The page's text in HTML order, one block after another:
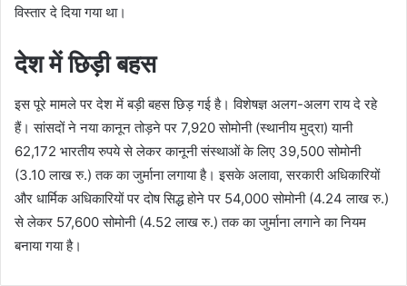
विस्तार दे दिया गया था।
देश में छिड़ी बहस
इस पूरे मामले पर देश में बड़ी बहस छिड़ गई है। विशेषज्ञ अलग-अलग राय दे रहे
हैं। सांसदों ने नया कानून तोड़ने पर 7,920 सोमोनी (स्थानीय मुद्रा) यानी
62,172 भारतीय रुपये से लेकर कानूनी संस्थाओं के लिए 39,500 सोमोनी
(3.10 लाख रु.) तक का जुर्माना लगाया है। इसके अलावा, सरकारी अधिकारियों
और धार्मिक अधिकारियों पर दोष सिद्ध होने पर 54,000 सोमोनी (4.24 लाख रु.)
से लेकर 57,600 सोमोनी (4.52 लाख रु.) तक का जुर्माना लगाने का नियम
बनाया गया है।